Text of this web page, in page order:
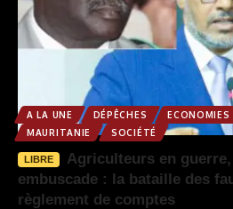
A LA UNE DÉPÊCHES ECONOMIES
MAURITANIE
SOCIÉTÉ
LIBRE
Agriculteurs en
embuscade : la bataille des
règlement de comptes